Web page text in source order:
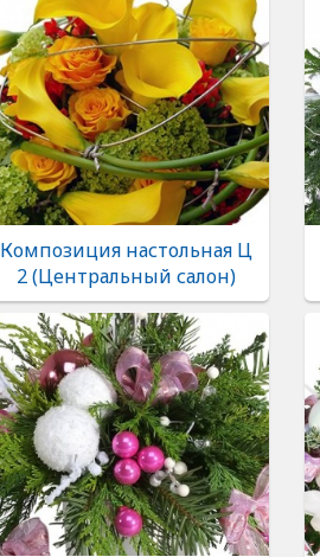
Композиция настольная Ц
2 (Центральный салон)